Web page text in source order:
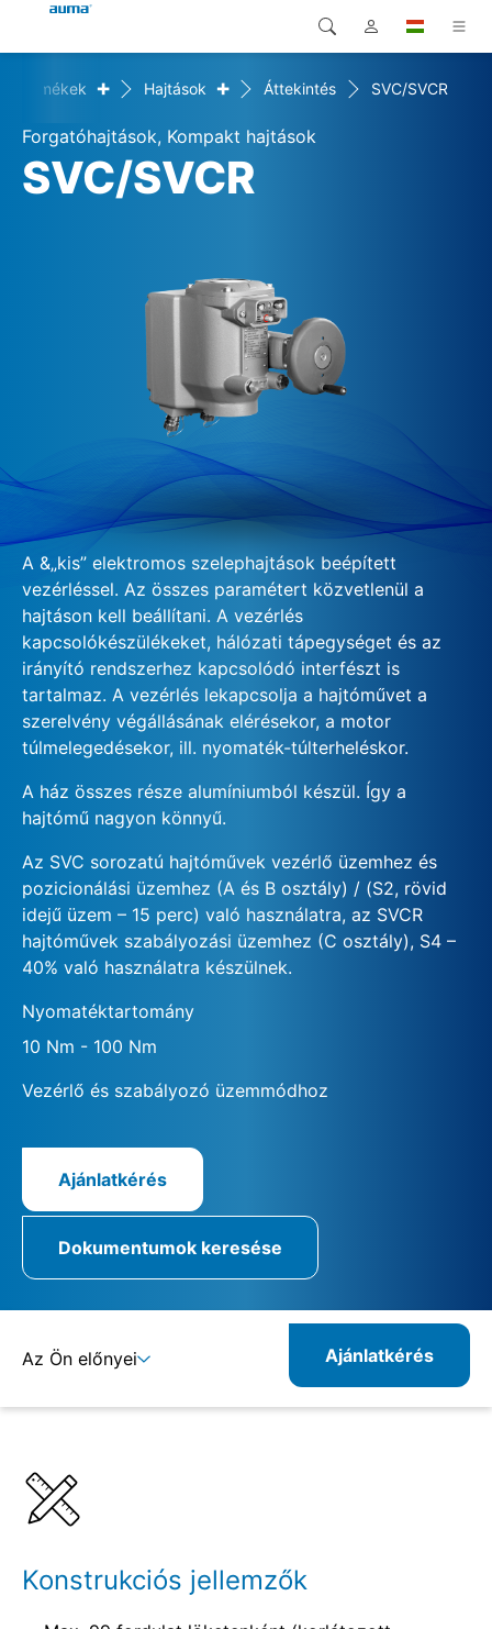
Termékek
Megoldások
Global
Európa
Észak-Amerika
Keresés
Termékek + Hajtások + Áttekintés SVC/SVCR
Forgatóhajtások, Kompakt hajtások
SVC/SVCR
A &„kis” elektromos szelephajtások beépített
vezérléssel. Az összes paramétert közvetlenül a
hajtáson kell beállítani. A vezérlés
kapcsolókészülékeket, hálózati tápegységet és az
irányító rendszerhez kapcsolódó interfészt is
tartalmaz. A vezérlés lekapcsolja a hajtóművet a
szerelvény végállásának elérésekor, a motor
túlmelegedésekor, ill. nyomaték-túlterheléskor.
A ház összes része alumíniumból készül. Így a
hajtómű nagyon könnyű.
Az SVC sorozatú hajtóművek vezérlő üzemhez és
pozicionálási üzemhez (A és B osztály) / (S2, rövid
idejű üzem – 15 perc) való használatra, az SVCR
hajtóművek szabályozási üzemhez (C osztály), S4 –
40% való használatra készülnek.
Nyomatéktartomány
10 Nm - 100 Nm
Vezérlő és szabályozó üzemmódhoz
Ajánlatkérés
Dokumentumok keresése
Az Ön előnyei Ajánlatkérés
Konstrukciós jellemzők